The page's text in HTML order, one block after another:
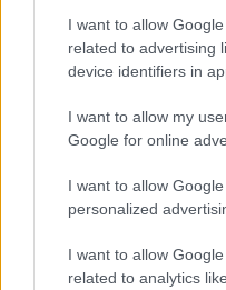
I want to allow
related to advertising
device identifiers in
I want to allow my
Google for online
I want to allow
personalized
I want to allow
related to analytics
Več iz kategorije
Odstranili 88-milimetrsko
granato